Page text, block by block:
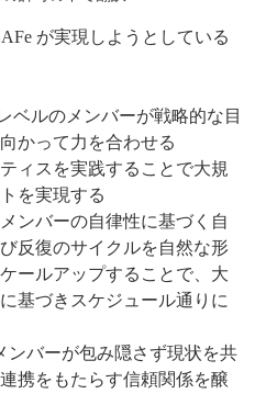
が実現しようとしている
ベルのメンバーが戦略的な目
かって力を合わせる
ィスを実践することで大規
を実現する
ンバーの自律性に基づく自
反復のサイクルを自然な形
ールアップすることで、大
基づきスケジュール通りに
ンバーが包み隠さず現状を共
携をもたらす信頼関係を醸